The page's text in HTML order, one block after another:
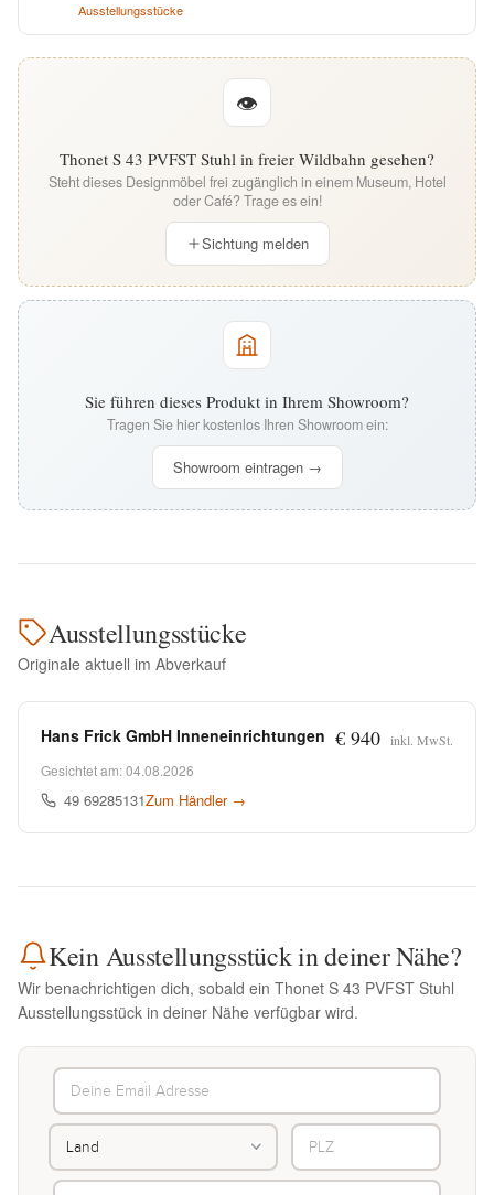
Ausstellungsstücke
👁
Thonet S 43 PVFST Stuhl in freier Wildbahn gesehen?
Steht dieses Designmöbel frei zugänglich in einem Museum, Hotel
oder Café? Trage es ein!
Sichtung melden
Sie führen dieses Produkt in Ihrem Showroom?
Tragen Sie hier kostenlos Ihren Showroom ein:
Showroom eintragen →
Ausstellungsstücke
Originale aktuell im Abverkauf
Hans Frick GmbH Inneneinrichtungen € 940 inkl. MwSt.
Gesichtet am: 04.08.2026
49 69285131Zum Händler →
Kein Ausstellungsstück in deiner Nähe?
Wir benachrichtigen dich, sobald ein Thonet S 43 PVFST Stuhl
Ausstellungsstück in deiner Nähe verfügbar wird.